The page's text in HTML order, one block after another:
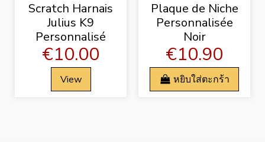
Scratch Harnais
Julius K9
Personnalisé
€10.00
View
Plaque de Niche
Personnalisée
Noir
€10.90
หยิบใส่ตะกร้า